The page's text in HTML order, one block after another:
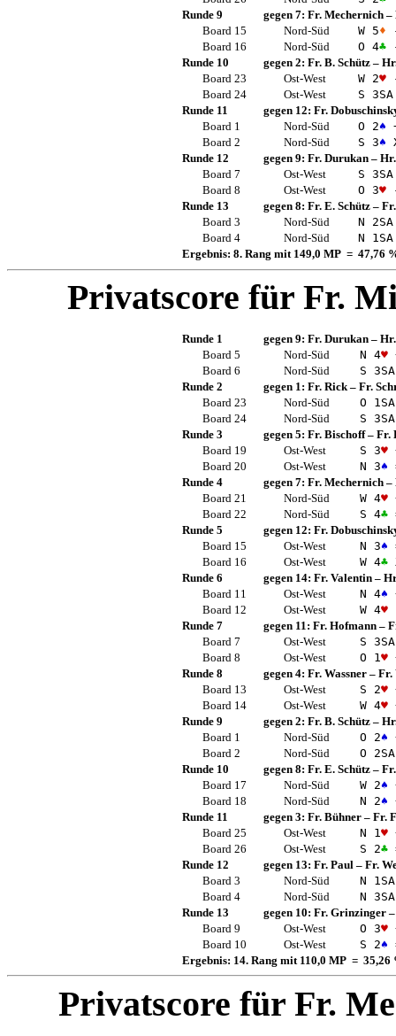
Runde 9
gegen 7: Fr. Mechernich –
Board 15
Nord-Süd W 5♦
Board 16
Nord-Süd O 4♣
Runde 10
gegen 2: Fr. B. Schütz –
Board 23
Ost-West W 2♥
Board 24
Ost-West S 3SA
Runde 11
gegen 12: Fr.
Board 1
Nord-Süd O 2♠
Board 2
Nord-Süd S 3♠
Runde 12
gegen 9: Fr. Durukan –
Board 7
Ost-West S 3SA
Board 8
Ost-West O 3♥
Runde 13
gegen 8: Fr. E. Schütz –
Board 3
Nord-Süd N 2SA
Board 4
Nord-Süd N 1 SA
Ergebnis: 8. Rang mit 149,0 MP = 47,76
Privatscore für Fr.
Runde 1 gegen 9: Fr. Durukan –
Board 5
Nord-Süd N 4♥
Board 6
Nord-Süd S 3SA
Runde 2
gegen 1: Fr. Rick – Fr.
Board 23
Nord-Süd O 1 SA
Board 24
Nord-Süd S 3SA
Runde 3
gegen 5: Fr. Bischoff– Fr.
Board 19
Ost-West S 3♥
Board 20
Ost-West N 3♠
Runde 4
gegen 7: Fr. Mechernich –
Board 21
Nord-Süd W 4♥
Board 22
Nord-Süd S 4♣
Runde 5
gegen 12: Fr.
Board 15
Ost-West N 3♠
Board 16
Ost-West W 4♣
Runde 6
gegen 14: Fr. Valentin –
Board 11
Ost-West N 4♠
Board 12
Ost-West W 4♥
Runde 7
gegen 11: Fr. Hofmann –
Board 7
Ost-West S 3SA
Board 8
Ost-West O 1 ♥
Runde 8
gegen 4: Fr. Wassner – Fr.
Board 13
Ost-West S 2♥
Board 14
Ost-West W 4♥
Runde 9
gegen 2: Fr. B. Schütz –
Board 1
Nord-Süd O 2♠
Board 2
Nord-Süd O 2SA
Runde 10
gegen 8: Fr. E. Schütz –
Board 17
Nord-Süd W 2♠
Board 18
Nord-Süd N 2♠
Runde 11
gegen 3: Fr. Bühner – Fr.
Board 25
Ost-West N 1 ♥
Board 26
Ost-West S 2♣
Runde 12
gegen 13: Fr. Paul – Fr.
Board 3
Nord-Süd N 1 SA
Board 4
Nord-Süd N 3SA
Runde 13
gegen 10: Fr. Grinzinger
Board 9
Ost-West O 3♥
Board 10
Ost-West S 2♠
Ergebnis: 14. Rang mit 110,0 MP = 35,26
Privatscore für Fr.